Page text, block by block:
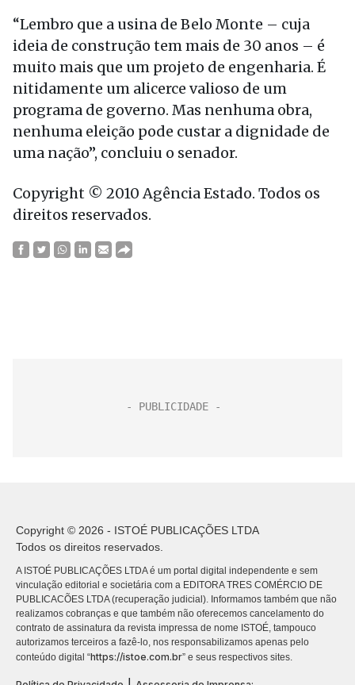
“Lembro que a usina de Belo Monte – cuja
ideia de construção tem mais de 30 anos – é
muito mais que um projeto de engenharia. É
nitidamente um alicerce valioso de um
programa de governo. Mas nenhuma obra,
nenhuma eleição pode custar a dignidade de
uma nação”, concluiu o senador.
Copyright © 2010 Agência Estado. Todos os
direitos reservados.
Copyright © 2026 - ISTOÉ PUBLICAÇÕES LTDA
Todos os direitos reservados.
A ISTOÉ PUBLICAÇÕES LTDA é um portal digital independente e sem
vinculação editorial e societária com a EDITORA TRES COMÉRCIO DE
PUBLICACÕES LTDA (recuperação judicial). Informamos também que não
realizamos cobranças e que também não oferecemos cancelamento do
contrato de assinatura da revista impressa de nome ISTOÉ, tampouco
autorizamos terceiros a fazê-lo, nos responsabilizamos apenas pelo
conteúdo digital “https://istoe.com.br” e seus respectivos sites.